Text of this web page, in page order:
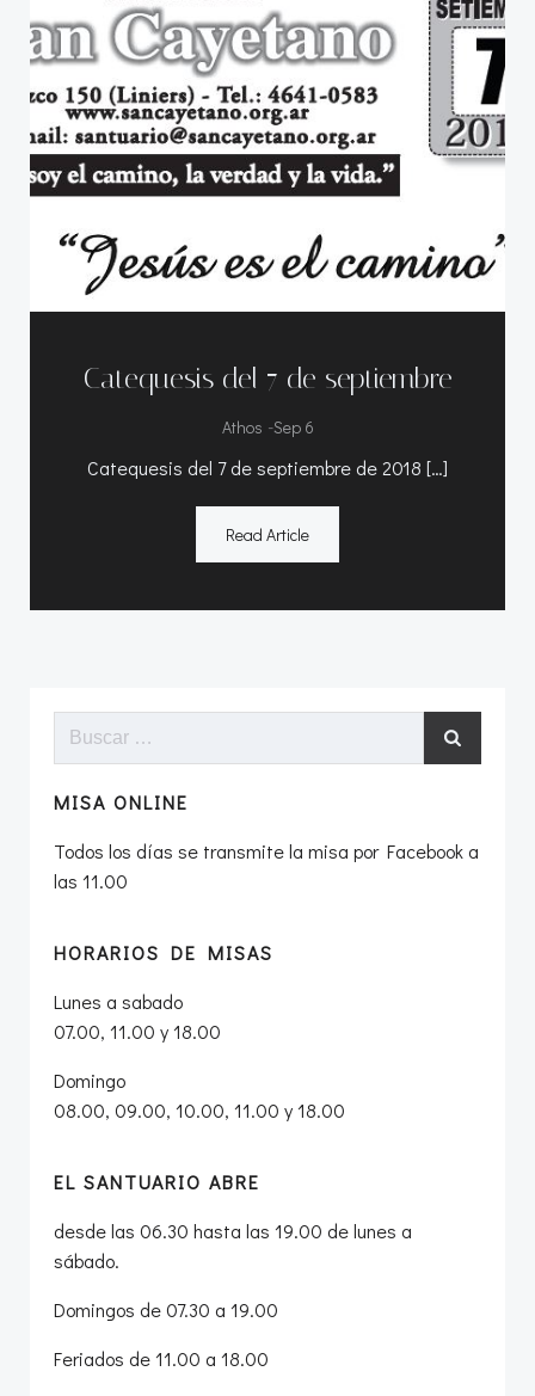
Catequesis del 7 de septiembre
Athos -Sep 6
Catequesis del 7 de septiembre de 2018 […]
Read Article
Buscar:
MISA ONLINE
Todos los días se transmite la misa por Facebook a
las 11.00
HORARIOS DE MISAS
Lunes a sabado
07.00, 11.00 y 18.00
Domingo
08.00, 09.00, 10.00, 11.00 y 18.00
EL SANTUARIO ABRE
desde las 06.30 hasta las 19.00 de lunes a
sábado.
Domingos de 07.30 a 19.00
Feriados de 11.00 a 18.00